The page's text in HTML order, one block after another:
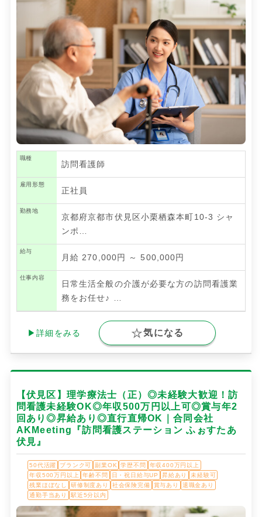
職種
訪問看護師
雇用形態
正社員
勤務地
京都府京都市伏見区小栗栖森本町10-3 シャ
ンポ…
給与
月給 270,000円 ～ 500,000円
仕事内容
日常生活全般の介護が必要な方の訪問看護業
務をお任せ♪
…
▶詳細をみる 気になる
【伏見区】理学療法士（正）◎未経験大歓迎！訪
問看護未経験OK◎年収500万円以上可◎賞与年2
回あり◎昇給あり◎直行直帰OK｜合同会社
AKMeeting『訪問看護ステーション ふぉすたあ
伏見』
50代活躍 ブランク可 副業OK 学歴不問
年収400万円以上
年収500万円以上
年齢不問 日・祝日給与UP 昇給あり
未経験可
残業ほぼなし
研修制度あり 社会保険完備 賞与あり
退職金あり
通勤手当あり
駅近5分以内